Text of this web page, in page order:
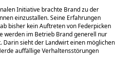
Initiative brachte Brand zu der
einzustallen. Seine Erfahrungen
bisher kein Auftreten von Federpicken
werden im Betrieb Brand generell nur
Darin sieht der Landwirt einen möglichen
auffällige Verhaltensstörungen